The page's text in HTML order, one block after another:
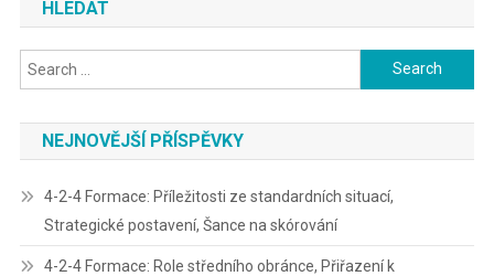
HLEDAT
Search
for:
NEJNOVĚJŠÍ PŘÍSPĚVKY
4-2-4 Formace: Příležitosti ze standardních situací,
Strategické postavení, Šance na skórování
4-2-4 Formace: Role středního obránce, Přiřazení k